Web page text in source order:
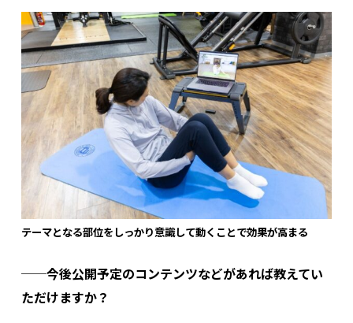
テーマとなる部位をしっかり意識して動くことで効果が高まる
──今後公開予定のコンテンツなどがあれば教えてい
ただけますか？